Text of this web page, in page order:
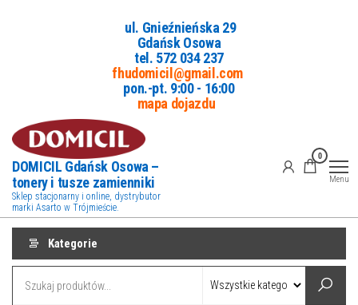
ul. Gnieźnieńska 29
Gdańsk Osowa
tel. 572 034 237
fhudomicil@gmail.com
pon.-pt. 9:00 - 16:00
mapa dojazdu
DOMICIL Gdańsk Osowa –
tonery i tusze zamienniki
Sklep stacjonarny i online, dystrybutor
marki Asarto w Trójmieście.
0
Menu
Kategorie